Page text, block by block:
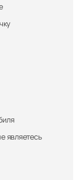
являетесь